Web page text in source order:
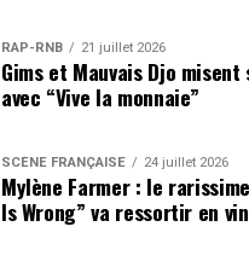
RAP-RNB 21 juillet 2026
Gims et Mauvais Djo misent
avec “Vive la monnaie”
SCÈNE FRANÇAISE 24 juillet 2026
Mylène Farmer : le
Is Wrong” va ressortir en